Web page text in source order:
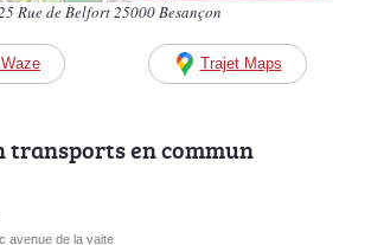
Rue de Belfort 25000 Besançon
Trajet Maps
transports en commun
avenue de la vaite